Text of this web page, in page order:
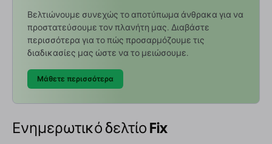
Βελτιώνουμε συνεχώς το αποτύπωμα άνθρακα για να
προστατεύσουμε τον πλανήτη μας. Διαβάστε
περισσότερα για το πώς προσαρμόζουμε τις
διαδικασίες μας ώστε να το μειώσουμε.
Μάθετε περισσότερα
Ενημερωτικό δελτίο Fix